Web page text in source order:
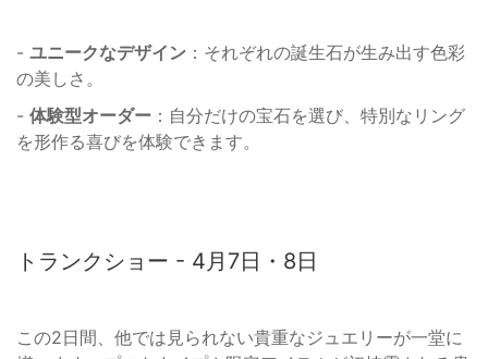
- ユニークなデザイン ：それぞれの誕生石が生み出す色彩
の美しさ。
- 体験型オーダー ：自分だけの宝石を選び、特別なリング
を形作る喜びを体験できます。
トランクショー - 4月7日・8日
この2日間、他では見られない貴重なジュエリーが一堂に